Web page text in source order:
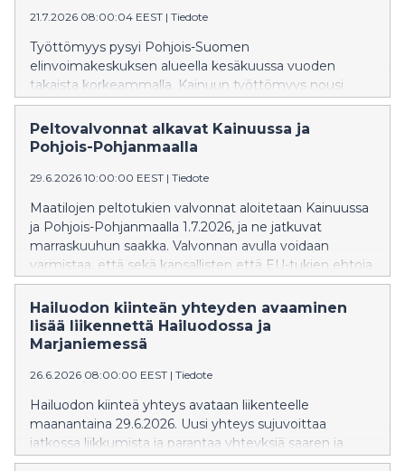
21.7.2026 08:00:04 EEST | Tiedote
Työttömyys pysyi Pohjois-Suomen
elinvoimakeskuksen alueella kesäkuussa vuoden
takaista korkeammalla. Kainuun työttömyys nousi
viime vuodesta 10 % ja Pohjois-Pohjanmaan 5 %. Sekä
pitkäaikaistyöttömyys että nuorisotyöttömyys ovat
viime vuotta korkeammalla. Työvoiman kysyntä on
Peltovalvonnat alkavat Kainuussa ja
Pohjois-Pohjanmaalla
29.6.2026 10:00:00 EEST | Tiedote
Maatilojen peltotukien valvonnat aloitetaan Kainuussa
ja Pohjois-Pohjanmaalla 1.7.2026, ja ne jatkuvat
marraskuuhun saakka. Valvonnan avulla voidaan
varmistaa, että sekä kansallisten että EU-tukien ehtoja
noudatetaan. Valvontojen tavoitteena on myös
viljelijöiden oikeusturva ja tasapuolinen kohtelu
hallinnossa.
Hailuodon kiinteän yhteyden avaaminen
lisää liikennettä Hailuodossa ja
Marjaniemessä
26.6.2026 08:00:00 EEST | Tiedote
Hailuodon kiinteä yhteys avataan liikenteelle
maanantaina 29.6.2026. Uusi yhteys sujuvoittaa
jatkossa liikkumista ja parantaa yhteyksiä saaren ja
mantereen välillä. Avajaispäivänä ja sitä seuraavina